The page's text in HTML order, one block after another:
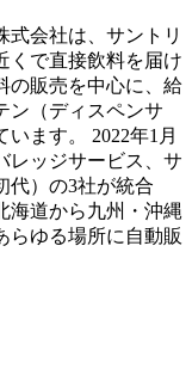
式会社は、サントリ
くで直接飲料を届け
の販売を中心に、給
ン（ディスペンサ
ます。 2022年1月
レッジサービス、サ
代）の3社が統合
海道から九州・沖縄
らゆる場所に自動販